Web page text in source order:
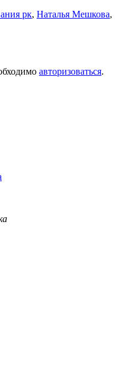
рк, Наталья Мешкова,
авторизоваться.